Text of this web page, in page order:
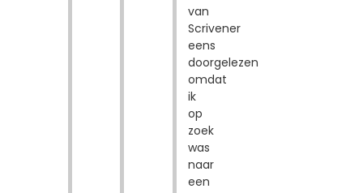
van
Scrivener
eens
doorgelezen
omdat
ik
op
zoek
was
naar
een